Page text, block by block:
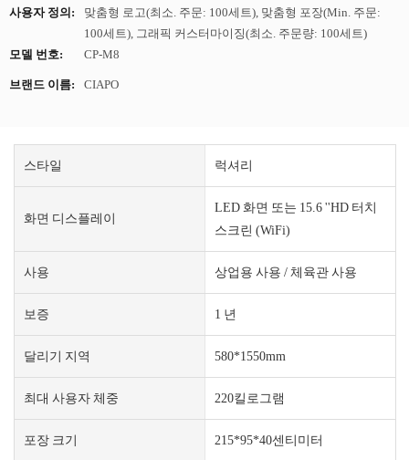
사용자 정의:
맞춤형 로고(최소. 주문: 100세트), 맞춤형 포장(Min. 주문:
100세트), 그래픽 커스터마이징(최소. 주문량: 100세트)
모델 번호:
CP-M8
브랜드 이름: CIAPO
스타일 럭셔리
화면 디스플레이
LED 화면 또는 15.6 ''HD 터치
스크린 (WiFi)
사용 상업용 사용 / 체육관 사용
보증 1 년
달리기 지역 580*1550mm
최대 사용자 체중 220킬로그램
포장 크기 215*95*40센티미터